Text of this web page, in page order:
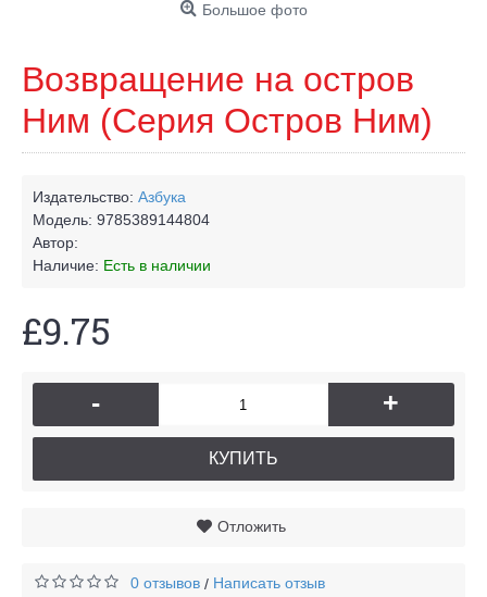
Большое фото
Возвращение на остров
Ним (Серия Остров Ним)
Издательство: Азбука
Модель: 9785389144804
Автор:
Наличие: Есть в наличии
£9.75
- +
КУПИТЬ
Отложить
0 отзывов / Написать отзыв